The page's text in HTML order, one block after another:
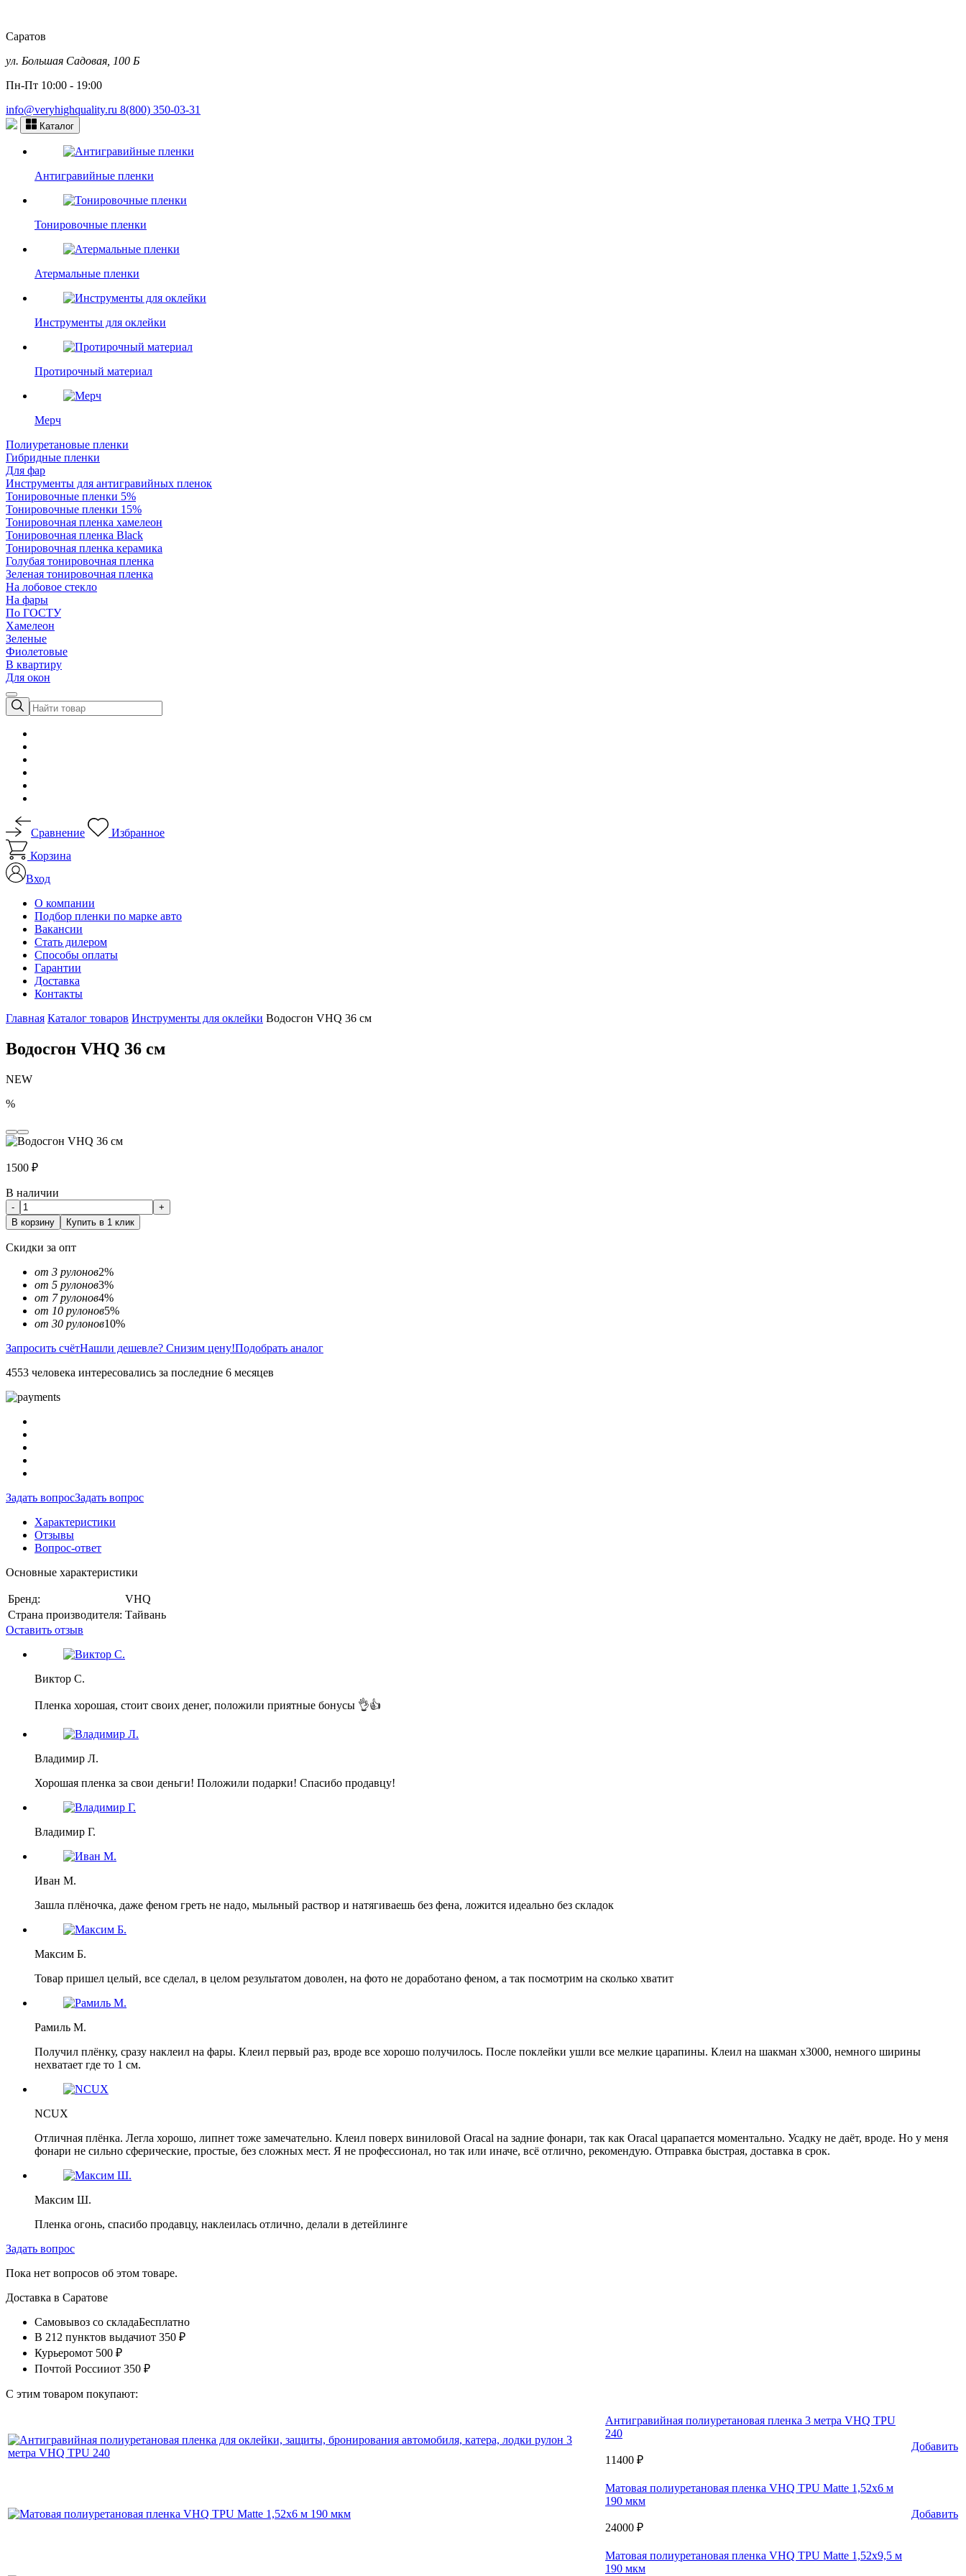
Саратов
ул. Большая Садовая, 100 Б
Пн-Пт 10:00 - 19:00
info@veryhighquality.ru 8(800) 350-03-31
Каталог
Антигравийные пленки
Тонировочные пленки
Атермальные пленки
Инструменты для оклейки
Протирочный материал
Мерч
Полиуретановые пленки
Гибридные пленки
Для фар
Инструменты для антигравийных пленок
Тонировочные пленки 5%
Тонировочные пленки 15%
Тонировочная пленка хамелеон
Тонировочная пленка Black
Тонировочная пленка керамика
Голубая тонировочная пленка
Зеленая тонировочная пленка
На лобовое стекло
На фары
По ГОСТУ
Хамелеон
Зеленые
Фиолетовые
В квартиру
Для окон
Сравнение
Избранное
Корзина
Вход
О компании
Подбор пленки по марке авто
Вакансии
Стать дилером
Способы оплаты
Гарантии
Доставка
Контакты
Главная Каталог товаров Инструменты для оклейки Водосгон VHQ 36 см
Водосгон VHQ 36 см
NEW
%
1500 ₽
В наличии
-
+
В корзину
Купить в 1 клик
Скидки за опт
от 3 рулонов2%
от 5 рулонов3%
от 7 рулонов4%
от 10 рулонов5%
от 30 рулонов10%
Запросить счётНашли дешевле? Снизим цену!Подобрать аналог
4553 человека интересовались за последние 6 месяцев
Задать вопросЗадать вопрос
Характеристики
Отзывы
Вопрос-ответ
Основные характеристики
Бренд:
VHQ
Страна производителя: Тайвань
Оставить отзыв
Виктор С.
Пленка хорошая, стоит своих денег, положили приятные бонусы 👌👍
Владимир Л.
Хорошая пленка за свои деньги! Положили подарки! Спасибо продавцу!
Владимир Г.
Иван М.
Зашла плёночка, даже феном греть не надо, мыльный раствор и натягиваешь без фена, ложится идеально без складок
Максим Б.
Товар пришел целый, все сделал, в целом результатом доволен, на фото не доработано феном, а так посмотрим на сколько хватит
Рамиль М.
Получил плёнку, сразу наклеил на фары. Клеил первый раз, вроде все хорошо получилось. После поклейки ушли все мелкие царапины. Клеил на шакман х3000, немного ширины
нехватает где то 1 см.
NCUX
Отличная плёнка. Легла хорошо, липнет тоже замечательно. Клеил поверх виниловой Oracal на задние фонари, так как Oracal царапается моментально. Усадку не даёт, вроде. Но у меня
фонари не сильно сферические, простые, без сложных мест. Я не профессионал, но так или иначе, всё отлично, рекомендую. Отправка быстрая, доставка в срок.
Максим Ш.
Пленка огонь, спасибо продавцу, наклеилась отлично, делали в детейлинге
Задать вопрос
Пока нет вопросов об этом товаре.
Доставка в Саратове
Самовывоз со складаБесплатно
В 212 пунктов выдачиот 350 ₽
Курьеромот 500 ₽
Почтой Россииот 350 ₽
С этим товаром покупают:
Антигравийная полиуретановая пленка 3 метра VHQ TPU
240
11400 ₽
Добавить
Матовая полиуретановая пленка VHQ TPU Matte 1,52х6 м
190 мкм
24000 ₽
Добавить
Матовая полиуретановая пленка VHQ TPU Matte 1,52х9,5 м
190 мкм